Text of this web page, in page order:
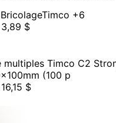
BricolageTimco +6
3,89 $
multiples Timco C2
(100 p
16,15 $